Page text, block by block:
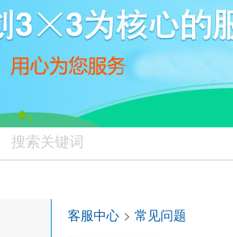
客服中心 > 常见问题